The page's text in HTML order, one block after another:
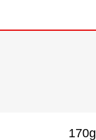
170g